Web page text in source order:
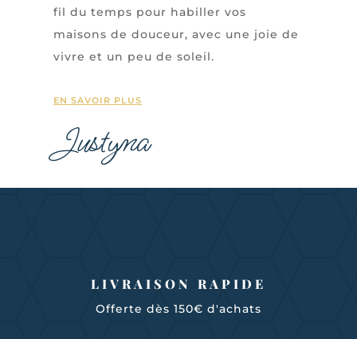
fil du temps pour habiller vos
maisons de douceur, avec une joie de
vivre et un peu de soleil.
EN SAVOIR PLUS
Justyna
LIVRAISON RAPIDE
Offerte dès 150€ d'achats